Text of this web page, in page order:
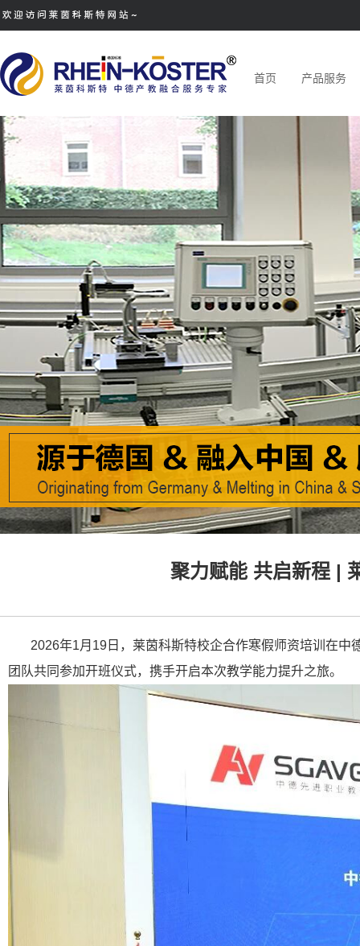
首页 产品服务
聚力赋能 共启新程 |
2026年1月19日，莱茵科斯特校企合作寒假师资培训在中
团队共同参加开班仪式，携手开启本次教学能力提升之旅。